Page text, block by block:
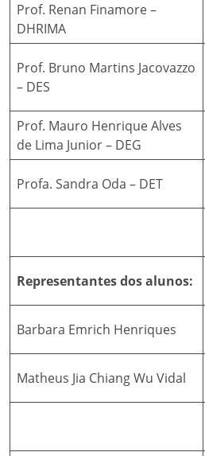
Prof. Renan Finamore –
DHRIMA
Prof. Bruno Martins Jacovazzo
– DES
Prof. Mauro Henrique Alves
de Lima Junior – DEG
Profa. Sandra Oda – DET
Representantes dos alunos:
Barbara Emrich Henriques
Matheus Jia Chiang Wu Vidal